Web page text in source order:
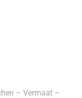
– Vermaat –